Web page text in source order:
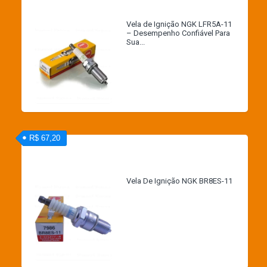
Vela de Ignição NGK LFR5A-11
– Desempenho Confiável Para
Sua...
Vela De Ignição NGK BR8ES-11
R$ 67,20